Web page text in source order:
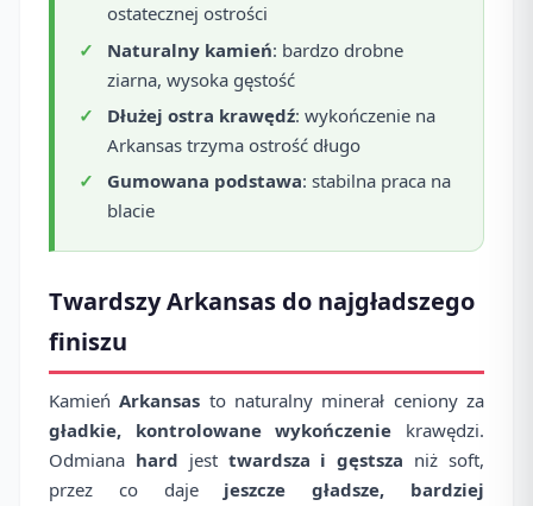
ostatecznej ostrości
Naturalny kamień: bardzo drobne
ziarna, wysoka gęstość
Dłużej ostra krawędź: wykończenie na
Arkansas trzyma ostrość długo
Gumowana podstawa: stabilna praca na
blacie
Twardszy Arkansas do najgładszego
finiszu
KamieńArkansas to naturalny minerał ceniony za
gładkie, kontrolowane wykończenie krawędzi.
Odmiana hard jest twardsza i gęstsza niż soft,
przez co daje jeszcze gładsze, bardziej